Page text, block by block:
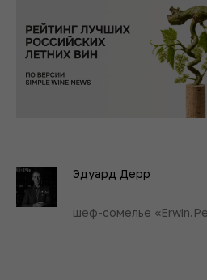
Эдуард Дерр
шеф-сомелье